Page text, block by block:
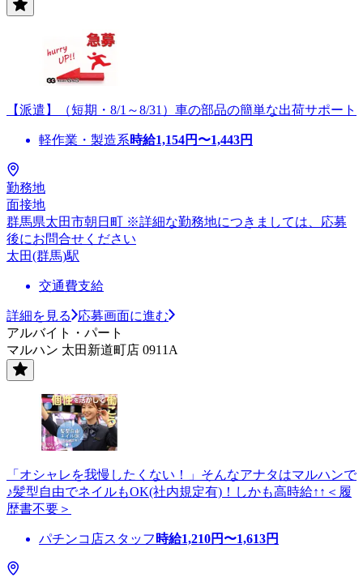
【派遣】（短期・8/1～8/31）車の部品の簡単な出荷サポート
軽作業・製造系時給1,154円〜1,443円
勤務地
面接地
群馬県太田市朝日町 ※詳細な勤務地につきましては、応募
後にお問合せください
太田(群馬)駅
交通費支給
詳細を見る
応募画面に進む
アルバイト・パート
マルハン 太田新道町店 0911A
「オシャレを我慢したくない！」そんなアナタはマルハンで
♪髪型自由でネイルもOK(社内規定有)！しかも高時給↑↑＜履
歴書不要＞
パチンコ店スタッフ 時給1,210円〜1,613円